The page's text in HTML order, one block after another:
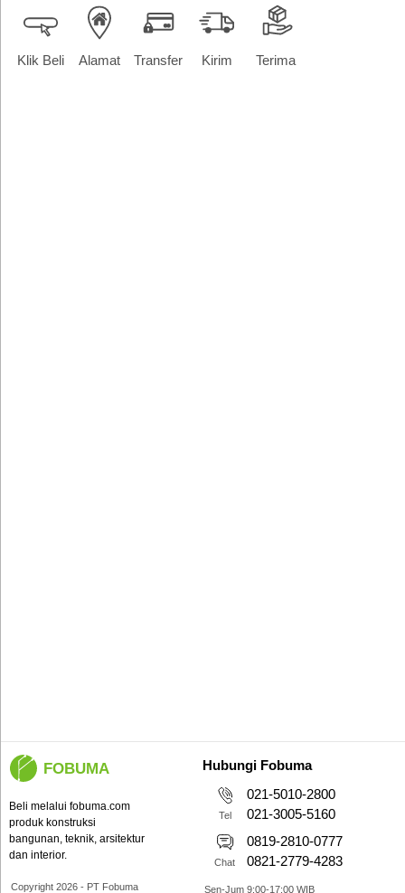
Klik Beli Alamat Transfer Kirim Terima
FOBUMA
Beli melalui fobuma.com
produk konstruksi
bangunan, teknik, arsitektur
dan interior.
Copyright 2026 - PT Fobuma
Hubungi Fobuma
Tel
021-5010-2800
021-3005-5160
Chat
0819-2810-0777
0821-2779-4283
Sen-Jum 9:00-17:00 WIB